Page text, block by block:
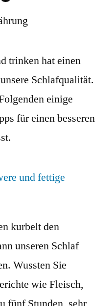
trinken hat einen
Schlafqualität.
einige
für einen besseren
und fettige
kurbelt den
unseren Schlaf
Wussten Sie
wie Fleisch,